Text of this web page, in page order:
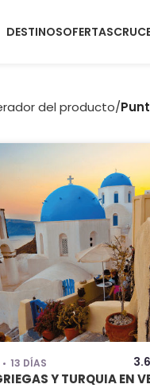
DESTINOSOFERTAS
del producto/
13 DÍAS 3.6
Y TURQUIA EN